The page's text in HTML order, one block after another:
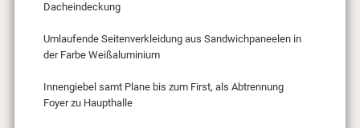
Dacheindeckung
Umlaufende Seitenverkleidung aus Sandwichpaneelen in
der Farbe Weißaluminium
Innengiebel samt Plane bis zum First, als Abtrennung
Foyer zu Haupthalle